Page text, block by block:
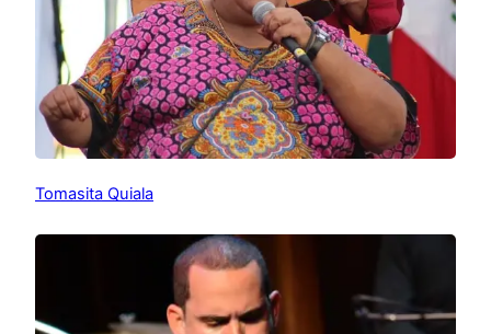
Tomasita Quiala